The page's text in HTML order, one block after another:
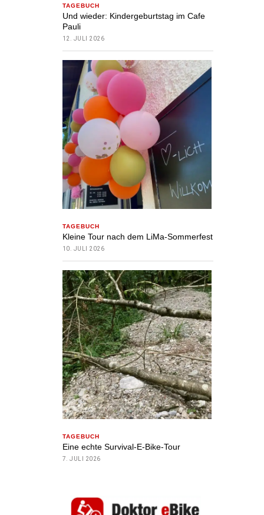
TAGEBUCH
Und wieder: Kindergeburtstag im Cafe
Pauli
12. JULI 2026
TAGEBUCH
Kleine Tour nach dem LiMa-Sommerfest
10. JULI 2026
TAGEBUCH
Eine echte Survival-E-Bike-Tour
7. JULI 2026